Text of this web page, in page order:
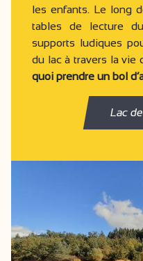
les enfants. Le long
tables de lecture
supports ludiques
du lac à travers la vie
quoi prendre un bol
Lac